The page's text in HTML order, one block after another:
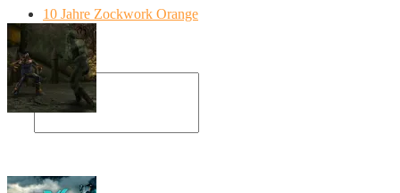
10 Jahre Zockwork Orange